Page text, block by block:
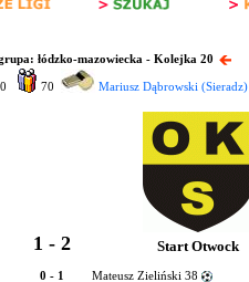
łódzko-mazowiecka - Kolejka 20
70 Mariusz Dąbrowski (Sieradz)
1 - 2 Start Otwock
0 - 1
Mateusz Zieliński 38